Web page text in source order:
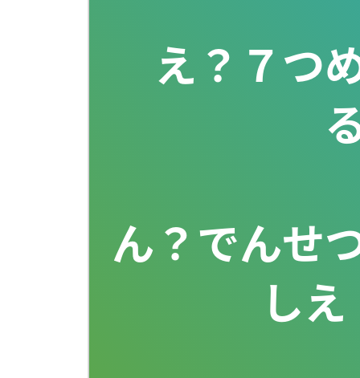
え？７つ
ん？でんせ
し